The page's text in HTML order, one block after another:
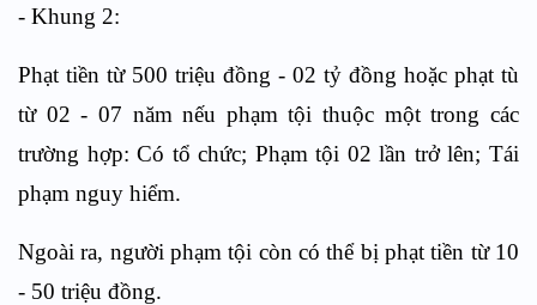
- Khung 2:
Phạt tiền từ 500 triệu đồng - 02 tỷ đồng hoặc phạt tù
từ 02 - 07 năm nếu phạm tội thuộc một trong các
trường hợp: Có tổ chức; Phạm tội 02 lần trở lên; Tái
phạm nguy hiểm.
Ngoài ra, người phạm tội còn có thể bị phạt tiền từ 10
- 50 triệu đồng.